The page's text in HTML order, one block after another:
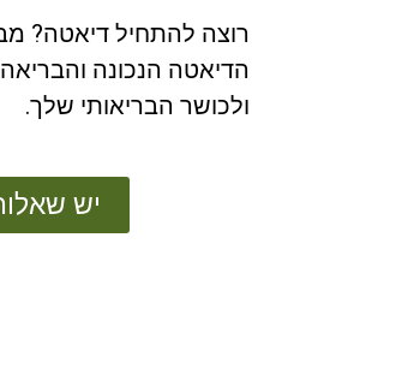
רוצה להתחיל דיאטה?
הדיאטה הנכונה
ולכושר הבריאותי שלך.
יש שאלות?